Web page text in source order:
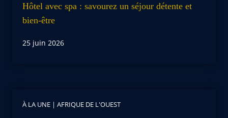
Hôtel avec spa : savourez un séjour détente et
bien-être
25 juin 2026
À LA UNE | AFRIQUE DE L'OUEST